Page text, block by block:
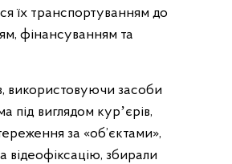
їх транспортуванням до
фінансуванням та
використовуючи засоби
під виглядом курʼєрів,
за «об’єктами»,
відеофіксацію, збирали